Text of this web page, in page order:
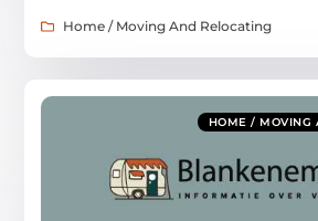
Home / Moving And Relocating
HOME / MOVING